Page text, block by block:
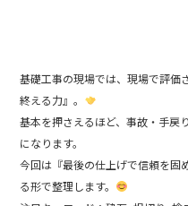
基礎工事の現場では、現場で評価
終える力』。
基本を押さえるほど、事故・手戻
になります。
今回は『最後の仕上げで信頼を固
る形で整理します。